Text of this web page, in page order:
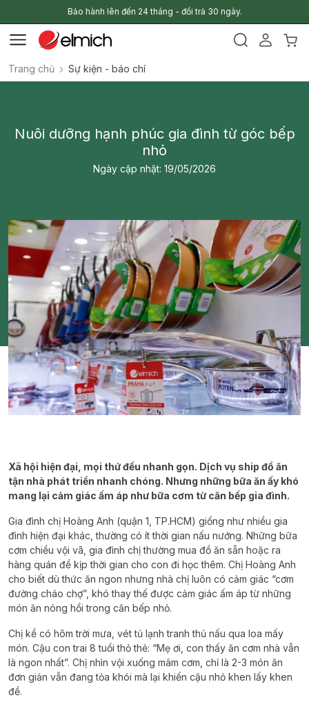
Bảo hành lên đến 24 tháng - đổi trả 30 ngày.
Trang chủ Sự kiện - báo chí
Nuôi dưỡng hạnh phúc gia đình từ góc bếp
nhỏ
Ngày cập nhật: 19/05/2026
Xã hội hiện đại, mọi thứ đều nhanh gọn. Dịch vụ ship đồ ăn
tận nhà phát triển nhanh chóng. Nhưng những bữa ăn ấy khó
mang lại cảm giác ấm áp như bữa cơm từ căn bếp gia đình.
Gia đình chị Hoàng Anh (quận 1, TP.HCM) giống như nhiều gia
đình hiện đại khác, thường có ít thời gian nấu nướng. Những bữa
cơm chiều vội vã, gia đình chị thường mua đồ ăn sẵn hoặc ra
hàng quán để kịp thời gian cho con đi học thêm. Chị Hoàng Anh
cho biết dù thức ăn ngon nhưng nhà chị luôn có cảm giác “cơm
đường cháo chợ”, khó thay thế được cảm giác ấm áp từ những
món ăn nóng hổi trong căn bếp nhỏ.
Chị kể có hôm trời mưa, vét tủ lạnh tranh thủ nấu qua loa mấy
món. Cậu con trai 8 tuổi thỏ thẻ: “Mẹ ơi, con thấy ăn cơm nhà vẫn
là ngon nhất”. Chị nhìn vội xuống mâm cơm, chỉ là 2-3 món ăn
đơn giản vẫn đang tỏa khói mà lại khiến cậu nhỏ khen lấy khen
để.